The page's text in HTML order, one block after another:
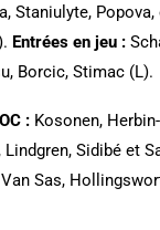
Staniulyte, Popova,
Entrées en jeu :
Borcic, Stimac (L).
:Kosonen,
Sidibé et
Sas,